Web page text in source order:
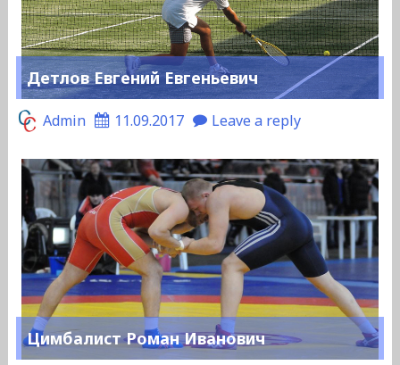
Детлов Евгений Евгеньевич
Admin 11.09.2017 Leave a reply
Цимбалист Роман Иванович